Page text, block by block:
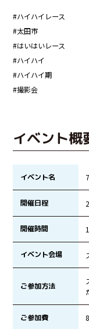
#ハイハイレース
#太田市
#はいはいレース
#ハイハイ
#ハイハイ期
#撮影会
イベント概
イベント名
開催日程
開催時間
イベント会場
ご参加方法
ご参加費